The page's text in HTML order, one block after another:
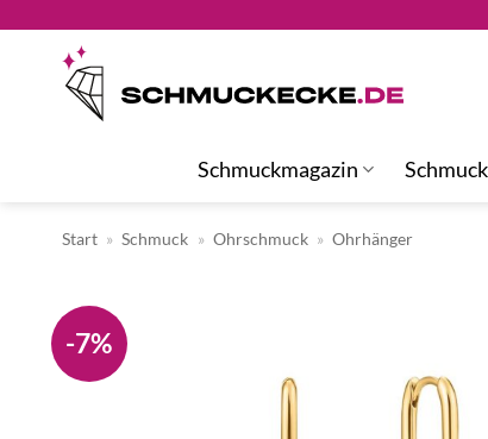
springen
Schmuckmagazin Schmuck
Start » Schmuck » Ohrschmuck » Ohrhänger
-7%